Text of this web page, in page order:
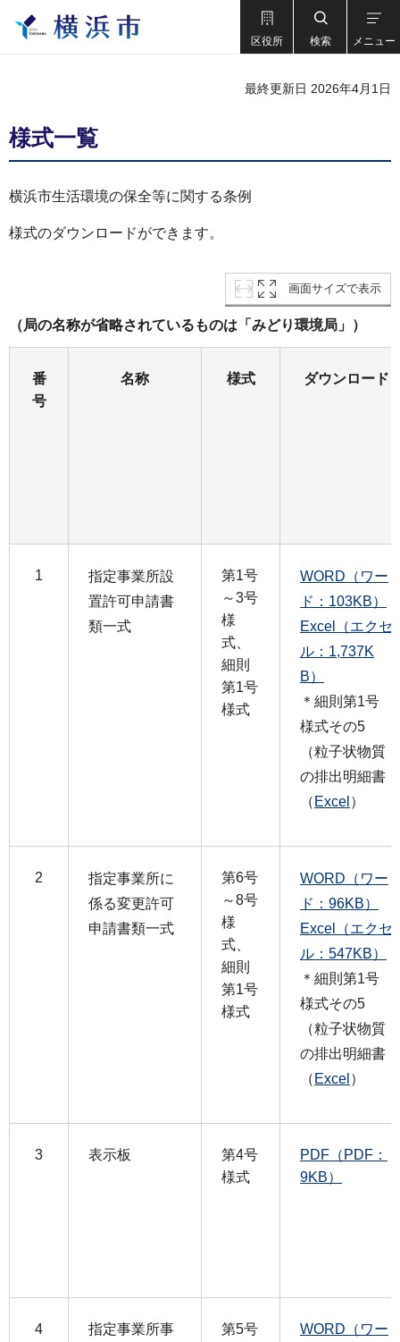
区役所 検索 メニュー
最終更新日 2026年4月1日
様式一覧
横浜市生活環境の保全等に関する条例
様式のダウンロードができます。
画面サイズで表示
（局の名称が省略されているものは「みどり環境局」）
番
号
名称 様式 ダウンロード
1
指定事業所設
置許可申請書
類一式
第1号
～3号
様
式、
細則
第1号
様式
WORD（ワー
ド：103KB）
Excel（エクセ
ル：1,737K
B）
＊細則第1号
様式その5
（粒子状物質
の排出明細書
（ Excel ）
2
指定事業所に
係る変更許可
申請書類一式
第6号
～8号
様
式、
細則
第1号
様式
WORD（ワー
ド：96KB）
Excel（エクセ
ル：547KB）
＊細則第1号
様式その5
（粒子状物質
の排出明細書
（ Excel ）
3 表示板
第4号
様式
PDF（PDF：
9KB）
4
指定事業所事
第5号
WORD（ワー